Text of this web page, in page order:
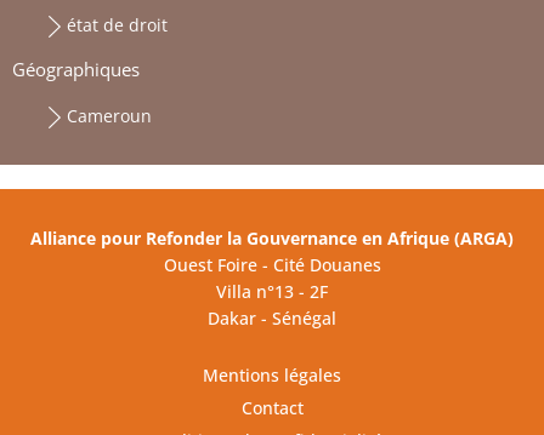
état de droit
Géographiques
Cameroun
Alliance pour Refonder la Gouvernance en Afrique (ARGA)
Ouest Foire - Cité Douanes
Villa n°13 - 2F
Dakar - Sénégal
Mentions légales
Contact